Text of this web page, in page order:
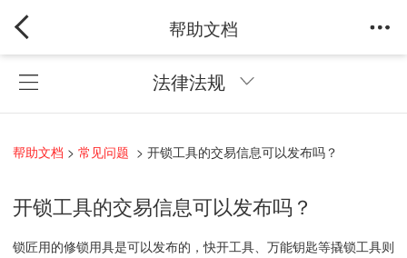
帮助文档
法律法规
帮助文档 > 常见问题 > 开锁工具的交易信息可以发布吗？
开锁工具的交易信息可以发布吗？
锁匠用的修锁用具是可以发布的，快开工具、万能钥匙等撬锁工具则